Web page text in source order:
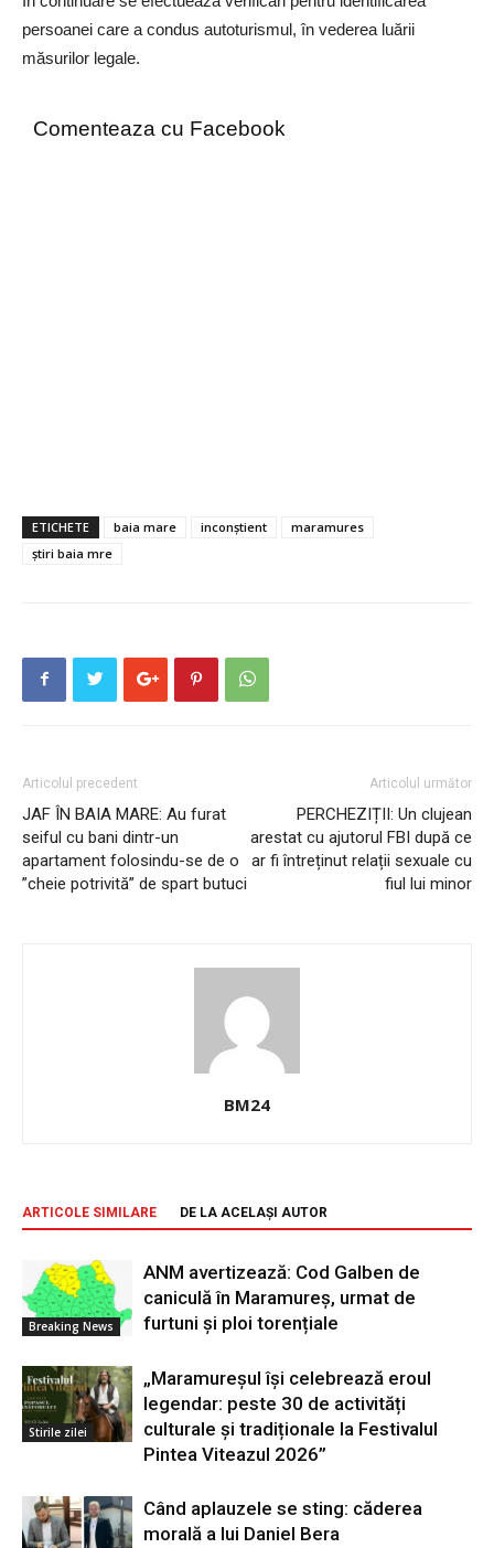
persoanei care a condus autoturismul, în vederea luării
măsurilor legale.
Comenteaza cu Facebook
ETICHETE baia mare inconștient
maramures
știri baia mre
Articolul precedent
JAF ÎN BAIA MARE: Au furat
seiful cu bani dintr-un
apartament folosindu-se de o
”cheie potrivită” de spart butuci
Articolul următor
PERCHEZIȚII: Un clujean
arestat cu ajutorul FBI după ce
ar fi întreținut relații sexuale cu
fiul lui minor
BM24
ARTICOLE SIMILARE DE LA ACELAȘI AUTOR
Breaking News
ANM avertizează: Cod Galben de
caniculă în Maramureș, urmat de
furtuni și ploi torențiale
Stirile zilei
„Maramureșul își celebrează eroul
legendar: peste 30 de activități
culturale și tradiționale la Festivalul
Pintea Viteazul 2026”
Când aplauzele se sting: căderea
morală a lui Daniel Bera